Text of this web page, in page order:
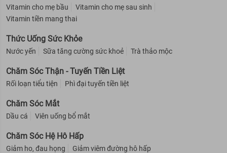
Vitamin cho mẹ bầu
Vitamin cho mẹ sau sinh
Vitamin tiền mang thai
Thức Uống Sức Khỏe
Nước yến Sữa tăng cường sức khoẻ Trà thảo mộc
Chăm Sóc Thận - Tuyến Tiền Liệt
Rối loạn tiểu tiện Phì đại tuyến tiền liệt
Chăm Sóc Mắt
Dầu cá Viên uống bổ mắt
Chăm Sóc Hệ Hô Hấp
Giảm ho, đau họng Giảm viêm đường hô hấp